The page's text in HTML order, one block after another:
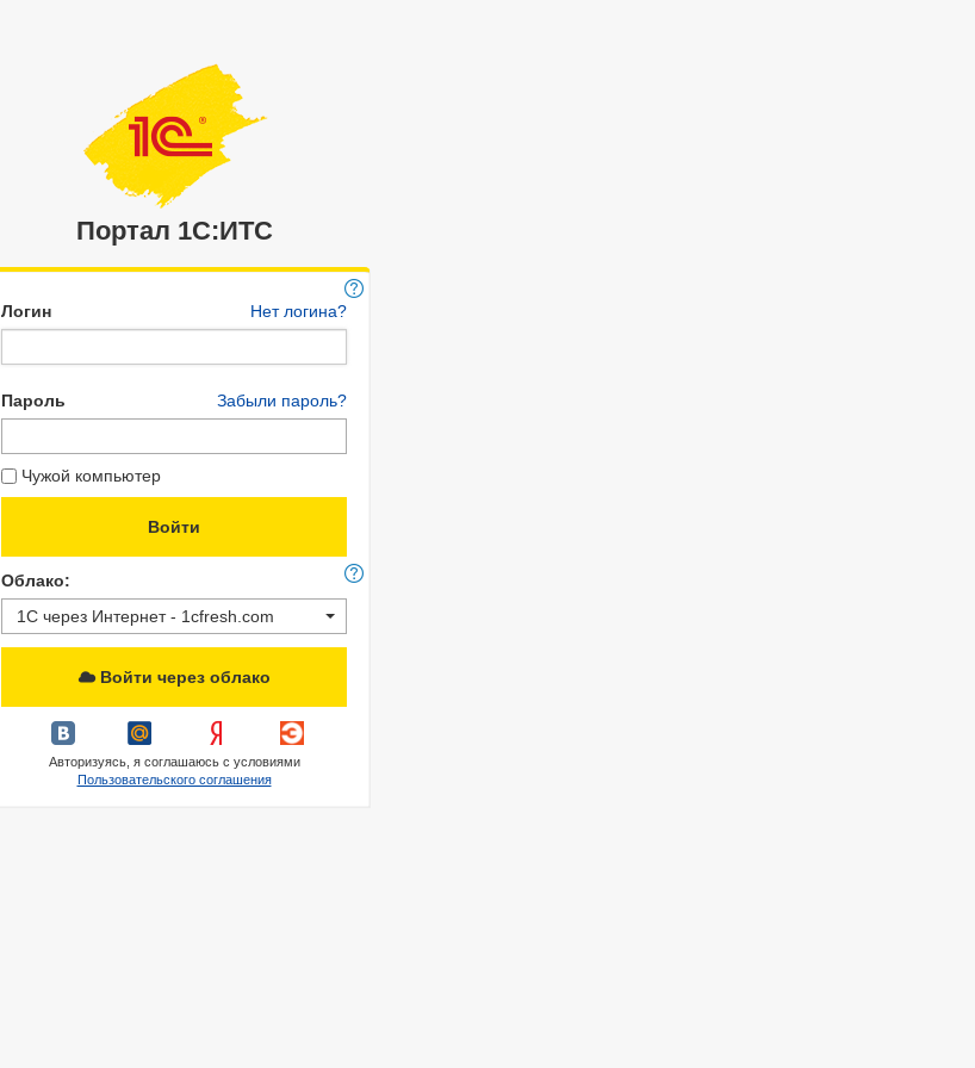
Портал 1C:ИТС
Логин Нет логина?
Пароль Забыли пароль?
Чужой компьютер
Облако:
1С через Интернет - 1cfresh.com
Войти через облако
Авторизуясь, я соглашаюсь с условиями
Пользовательского соглашения